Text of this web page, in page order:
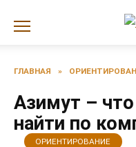
ГЛАВНАЯ »
Азимут –
найти по
ОРИЕНТИРОВАНИЕ